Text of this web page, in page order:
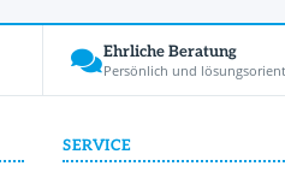
Ehrliche Beratung
Persönlich und
SERVICE